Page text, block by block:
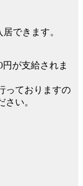
できます。
が支給されま
っておりますの
い。